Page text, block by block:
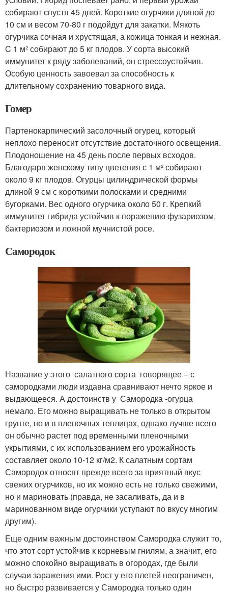
собирают спустя 45 дней. Короткие огурчики длиной до
10 см и весом 70-80 г подойдут для закатки. Мякоть
огурчика сочная и хрустящая, а кожица тонкая и нежная.
C 1 м² собирают до 5 кг плодов. У сорта высокий
иммунитет к ряду заболеваний, он стрессоустойчив.
Особую ценность завоевал за способность к
длительному сохранению товарного вида.
Гомер
Партенокарпический засолочный огурец, который
неплохо переносит отсутствие достаточного освещения.
Плодоношение на 45 день после первых всходов.
Благодаря женскому типу цветения с 1 м² собирают
около 9 кг плодов. Огурцы цилиндрической формы
длиной 9 см с короткими полосками и средними
бугорками. Вес одного огурчика около 50 г. Крепкий
иммунитет гибрида устойчив к поражению фузариозом,
бактериозом и ложной мучнистой росе.
Самородок
Название у этого салатного сорта говорящее – с
самородками люди издавна сравнивают нечто яркое и
выдающееся. А достоинств у Самородка -огурца
немало. Его можно выращивать не только в открытом
грунте, но и в пленочных теплицах, однако лучше всего
он обычно растет под временными пленочными
укрытиями, с их использованием его урожайность
составляет около 10-12 кг/м2. К салатным сортам
Самородок относят прежде всего за приятный вкус
свежих огурчиков, но их можно есть не только свежими,
но и мариновать (правда, не засаливать, да и в
маринованном виде огурчики уступают по вкусу многим
другим).
Еще одним важным достоинством Самородка служит то,
что этот сорт устойчив к корневым гнилям, а значит, его
можно спокойно выращивать в огородах, где были
случаи заражения ими. Рост у его плетей неограничен,
но быстро развивается у Самородка только один